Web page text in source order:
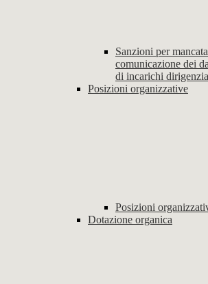
Sanzioni per
comunicazione dei
di incarichi
Posizioni organizzative
Posizioni
Dotazione organica